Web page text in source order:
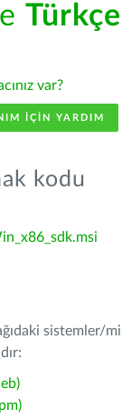
Türkçe
var?
IÇIN YARDIM
kodu
sistemler/